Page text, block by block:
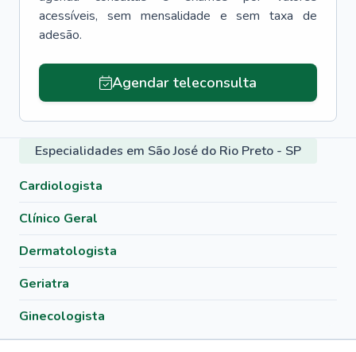
acessíveis, sem mensalidade e sem taxa de
adesão.
Agendar teleconsulta
Especialidades em São José do Rio Preto - SP
Cardiologista
Clínico Geral
Dermatologista
Geriatra
Ginecologista